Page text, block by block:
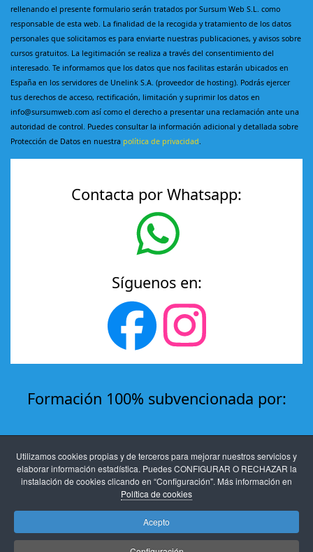
Utilizamos cookies propias y de terceros para mejorar nuestros servicios y
elaborar información estadística. Puedes CONFIGURAR O RECHAZAR la
instalación de cookies clicando en “Configuración". Más información en
Política de cookies
Acepto
rellenando el presente formulario serán tratados por Sursum Web S.L. como
responsable de esta web. La finalidad de la recogida y tratamiento de los datos
personales que solicitamos es para enviarte nuestras publicaciones, y avisos sobre
cursos gratuitos. La legitimación se realiza a través del consentimiento del
interesado. Te informamos que los datos que nos facilitas estarán ubicados en
España en los servidores de Unelink S.A. (proveedor de hosting). Podrás ejercer
tus derechos de acceso, rectificación, limitación y suprimir los datos en
info@sursumweb.com así como el derecho a presentar una reclamación ante una
autoridad de control. Puedes consultar la información adicional y detallada sobre
Protección de Datos en nuestra política de privacidad.
Contacta por Whatsapp:
Síguenos en:
Formación 100% subvencionada por:
Aviso legal-Protección de datos-Políticas de